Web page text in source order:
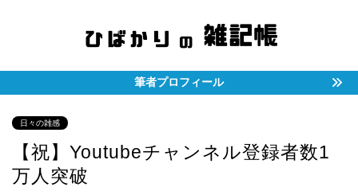
筆者プロフィール
日々の雑感
【祝】Youtubeチャンネル登録者数1
万人突破